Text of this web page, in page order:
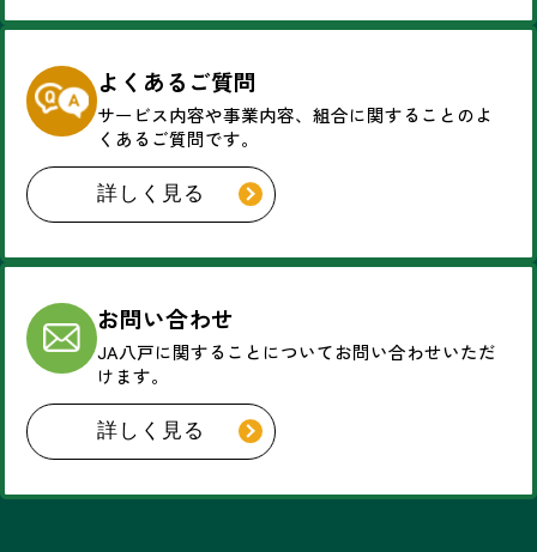
よくあるご質問
サービス内容や事業内容、組合に関することのよ
くあるご質問です。
詳しく見る
お問い合わせ
JA八戸に関することについてお問い合わせいただ
けます。
詳しく見る